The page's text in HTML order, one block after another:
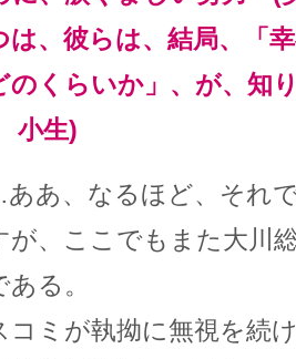
、彼らは、結局、「
のくらいか」、が、知
小生)
あ、なるほど、それ
、ここでもまた大川
る。
ミが執拗に無視を続